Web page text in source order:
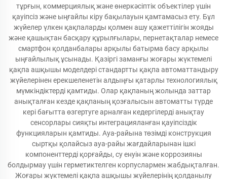
тұрғын, коммерциялық және өнеркәсіптік объектілер үшін
қауіпсіз және ыңғайлы кіру бақылауын қамтамасыз ету. Бұл
жүйелер үлкен қақпаларды қолмен ашу қажеттілігін жояды
және қашықтан басқару құрылғылары, пернетақталар немесе
смартфон қолданбалары арқылы батырма басу арқылы
ыңғайлылық ұсынады. Қазіргі заманғы жоғары жүктемелі
қақпа ашқышы моделдері стандартты қақпа автоматтандыру
жүйелерінен ерекшеленетін алдыңғы қатарлы технологиялық
мүмкіндіктерді қамтиды. Олар қақпаның жолында заттар
анықталған кезде қақпаның қозғалысын автоматты түрде
кері бағытта өзгертуге арналған кедергілерді анықтау
сенсорлары сияқты интеграцияланған қауіпсіздік
функцияларын қамтиды. Ауа-райына төзімді конструкция
сыртқы қолайсыз ауа-райы жағдайларынан ішкі
компоненттерді қорғайды, су енуін және коррозияны
болдырмау үшін герметиктелген корпуслармен жабдықталған.
Жоғары жүктемелі қақпа ашқышы жүйелерінің қолданылу